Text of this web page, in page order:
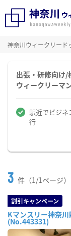
神奈川ウィークリード
出張・研修向け/
ウィークリーマ
駅近でビジ
行
3 件（1/1ページ）
割引キャンペーン
Kマンスリー神奈川
(No.443331)